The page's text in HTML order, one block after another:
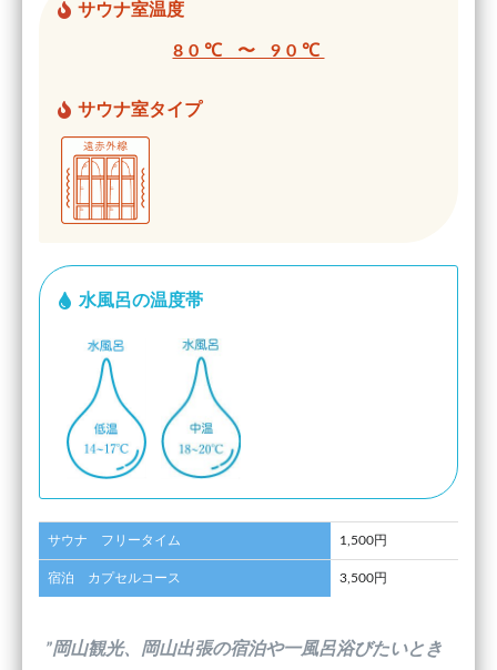
サウナ室温度
80℃ 〜 90℃
サウナ室タイプ
水風呂の温度帯
サウナ フリータイム 1,500円
宿泊 カプセルコース 3,500円
”岡山観光、岡山出張の宿泊や一風呂浴びたいとき